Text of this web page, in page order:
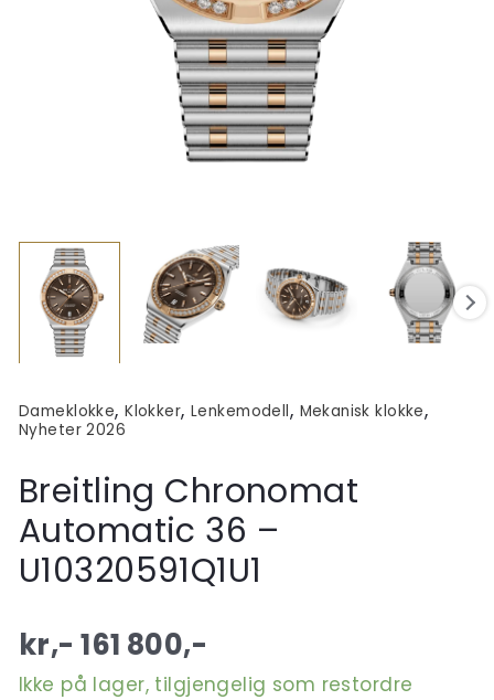
Dameklokke,Klokker, Lenkemodell, Mekanisk klokke,
Nyheter 2026
Breitling Chronomat
Automatic 36 –
U10320591Q1U1
kr,- 161 800,-
Ikke på lager, tilgjengelig som restordre